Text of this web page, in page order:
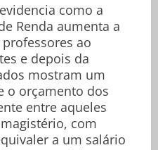
como a
Renda aumenta a
ao
e depois da
mostram um
o orçamento dos
entre aqueles
com
a um salário